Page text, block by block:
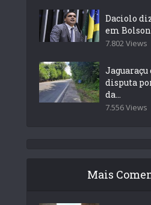
Daciolo
em
7.802 Views
disputa
da...
7.556 Views
Mais